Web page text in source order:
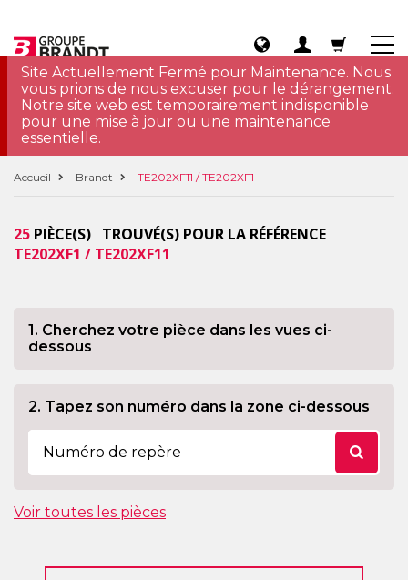
Site Actuellement Fermé pour Maintenance. Nous
vous prions de nous excuser pour le dérangement.
Notre site web est temporairement indisponible
pour une mise à jour ou une maintenance
essentielle.
Accueil Brandt TE202XF11 / TE202XF1
25 PIÈCE(S) TROUVÉ(S) POUR LA RÉFÉRENCE
TE202XF1 / TE202XF11
1. Cherchez votre pièce dans les vues ci-
dessous
2. Tapez son numéro dans la zone ci-dessous
Voir toutes les pièces